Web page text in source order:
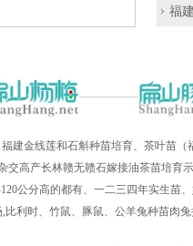
福
建金线莲和石斛种苗培育、茶叶苗
高产长林赣无赣石嫁接油茶苗培育
公分高的都有、一二三四年实生苗
利时、竹鼠、豚鼠、公羊兔种苗肉兔